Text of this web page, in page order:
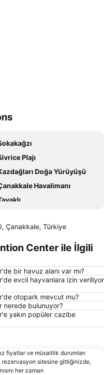
Plajı
Doğa Yürüyüşü
Havalimanı
Cardak Traditional Oil Wrestling
Çanakkale, Türkiye
Center ile İlgili
bir havuz alanı var mı?
evcil hayvanlara izin veriliyor
otopark mevcut mu?
nerede bulunuyor?
yakın popüler cazibe
fiyatlar ve müsaitlik durumları
rezervasyon sitesine gittiğinizde,
her zaman